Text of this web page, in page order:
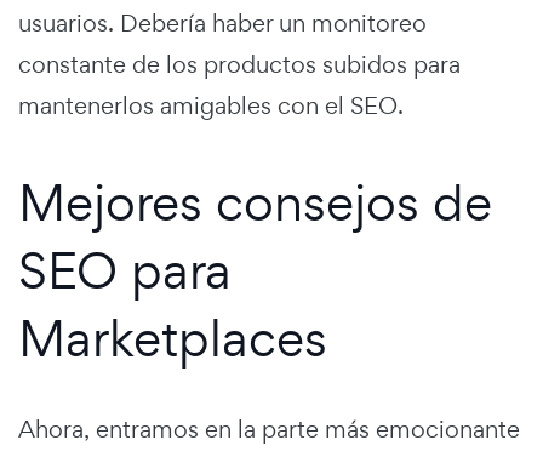
usuarios. Debería haber un monitoreo
constante de los productos subidos para
mantenerlos amigables con el SEO.
Mejores consejos de
SEO para
Marketplaces
Ahora, entramos en la parte más emocionante